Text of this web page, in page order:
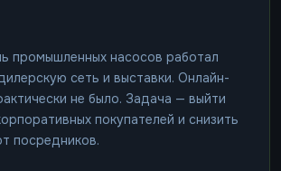
промышленных насосов работал
сеть и выставки. Онлайн-
не было. Задача — выйти
покупателей и снизить
посредников.